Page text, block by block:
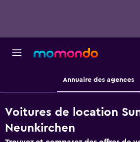
Annuaire des agences
Voitures de location
Neunkirchen